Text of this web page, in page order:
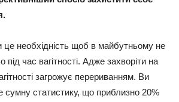
це необхідність щоб в майбутньому не
під час вагітності. Адже захворіти на
загрожує перериванням. Ви
сумну статистику, що приблизно 20%